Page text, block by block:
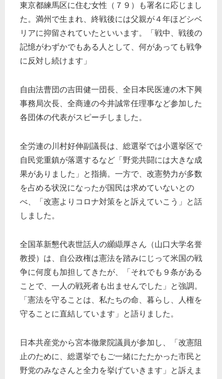
東京都練馬区に住む女性（７９）も署名に応じまし
た。満州で生まれ、終戦後には父親が４年ほどシベ
リアに抑留されていたといいます。「戦中、戦後の
記憶がわずかでもある人として、何があっても戦争
に反対し続けます」
自由法曹団の吉田健一団長、全日本民医連の木下興
事務局次長、全商連の今井誠常任理事など参加した
各団体の代表がスピーチしました。
全労連の川村好伸副議長は、総選挙では小選挙区で
自民党重鎮が落選するなど「野党共闘には大きな成
果がありました」と指摘。一方で、改憲勢力が多数
を占める状況になったが国民は求めていないとの
べ、「改憲よりコロナ対策をと訴えていこう」と話
しました。
全国革新懇代表世話人の纐纈厚さん（山口大学名誉
教授）は、自公政権は憲法を踏みにじって米国の戦
争に何度も加担してきたが、「それでも９条がある
ことで、一人の戦死者も出ませんでした」と強調。
「憲法を守ることは、私たちの命、暮らし、人権を
守ることに直結しています」と語りました。
日本共産党から宮本徹衆院議員が参加し、「改憲阻
止のために、総選挙でもご一緒にたたかった市民と
野党のみなさんと全力を挙げていきます」と訴えま